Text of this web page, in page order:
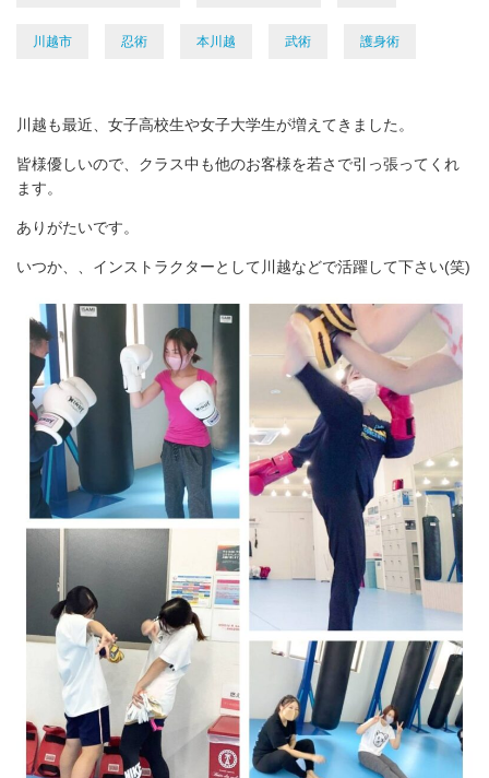
川越市 忍術 本川越 武術 護身術
川越も最近、女子高校生や女子大学生が増えてきました。
皆様優しいので、クラス中も他のお客様を若さで引っ張ってくれ
ます。
ありがたいです。
いつか、、インストラクターとして川越などで活躍して下さい(笑)